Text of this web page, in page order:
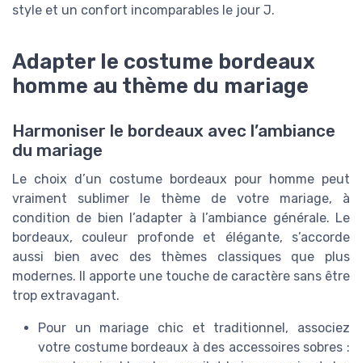
style et un confort incomparables le jour J.
Adapter le costume bordeaux
homme au thème du mariage
Harmoniser le bordeaux avec l’ambiance
du mariage
Le choix d’un costume bordeaux pour homme peut
vraiment sublimer le thème de votre mariage, à
condition de bien l’adapter à l’ambiance générale. Le
bordeaux, couleur profonde et élégante, s’accorde
aussi bien avec des thèmes classiques que plus
modernes. Il apporte une touche de caractère sans être
trop extravagant.
Pour un mariage chic et traditionnel, associez
votre costume bordeaux à des accessoires sobres :